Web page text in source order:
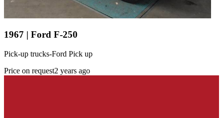
1967 | Ford F-250
Pick-up trucks-Ford Pick up
Price on request2 years ago